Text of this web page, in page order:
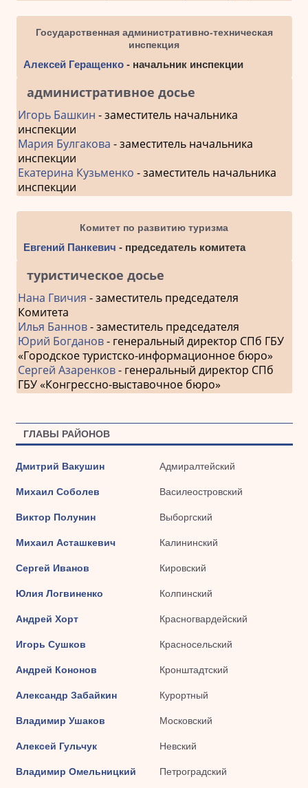
Государственная административно-техническая
инспекция
Алексей Геращенко- начальник инспекции
административное досье
Игорь Башкин - заместитель начальника
инспекции
Мария Булгакова - заместитель начальника
инспекции
Екатерина Кузьменко - заместитель начальника
инспекции
Комитет по развитию туризма
Евгений Панкевич - председатель комитета
туристическое досье
Нана Гвичия - заместитель председателя
Комитета
Илья Баннов- заместитель председателя
Юрий Богданов- генеральный директор СПб ГБУ
«Городское туристско-информационное бюро»
Сергей Азаренков- генеральный директор СПб
ГБУ «Конгрессно-выставочное бюро»
ГЛАВЫ РАЙОНОВ
Дмитрий Вакушин Адмиралтейский
Михаил Соболев Василеостровский
Виктор Полунин Выборгский
Михаил Асташкевич Калининский
Сергей Иванов Кировский
Юлия Логвиненко Колпинский
Андрей Хорт Красногвардейский
Игорь Сушков Красносельский
Андрей Кононов Кронштадтский
Александр Забайкин Курортный
Владимир Ушаков Московский
Алексей Гульчук Невский
Владимир Омельницкий Петроградский